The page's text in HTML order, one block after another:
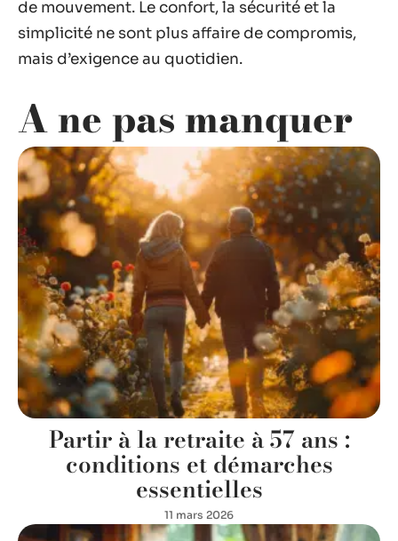
de mouvement. Le confort, la sécurité et la
simplicité ne sont plus affaire de compromis,
mais d’exigence au quotidien.
A ne pas manquer
Partir à la retraite à 57 ans :
conditions et démarches
essentielles
11 mars 2026